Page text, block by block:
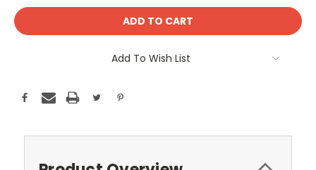
Add To Wish List